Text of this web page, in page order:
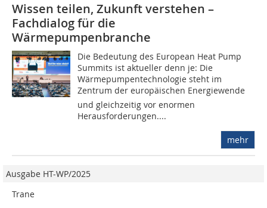
Wissen teilen, Zukunft verstehen –
Fachdialog für die
Wärmepumpenbranche
Die Bedeutung des European Heat Pump
Summits ist aktueller denn je: Die
Wärmepumpentechnologie steht im
Zentrum der europäischen Energiewende 
und gleichzeitig vor enormen
Herausforderungen....
mehr
Ausgabe HT-WP/2025
Trane